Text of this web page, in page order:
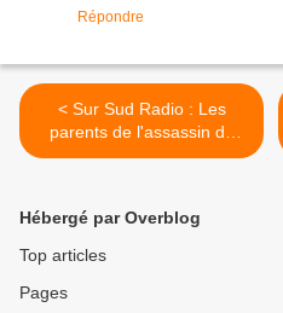
Répondre
< Sur Sud Radio : Les
parents de l'assassin de
Samuel Paty auraient-ils
leur fils ?
Hébergé par Overblog
Top articles
Pages